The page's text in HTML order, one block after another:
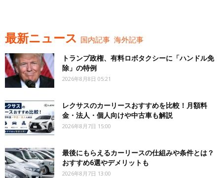
最新ニュース 国内記事 海外記事
トランプ政権、有料ロボタクシーに「ハンドル免
除」の特例
2026年8月8日 05:21
レクサスのカーリースおすすめを比較！月額料
金・法人・個人向けや中古車も解説
2026年8月7日 15:00
最後にもらえるカーリースの仕組みや条件とは？
おすすめ6選やデメリットも
2026年8月7日 13:00